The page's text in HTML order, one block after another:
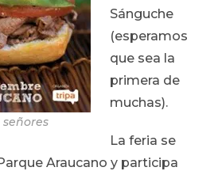
señores
Sánguche
(esperamos
que sea la
primera de
muchas).
La feria se
Araucano y participa